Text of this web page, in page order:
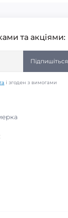
та акціями:
Підпишіться
і згоден з вимогами